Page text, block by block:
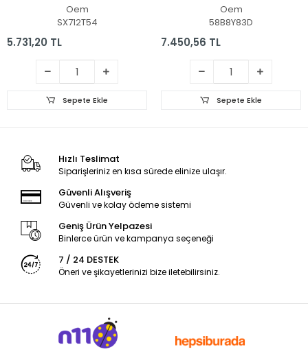
Oem
SX712T54
5.731,20 TL
Sepete Ekle
Oem
58B8Y83D
7.450,56 TL
Sepete Ekle
Hızlı Teslimat
Siparişleriniz en kısa sürede elinize ulaşır.
Güvenli Alışveriş
Güvenli ve kolay ödeme sistemi
Geniş Ürün Yelpazesi
Binlerce ürün ve kampanya seçeneği
7 / 24 DESTEK
Öneri ve şikayetlerinizi bize iletebilirsiniz.